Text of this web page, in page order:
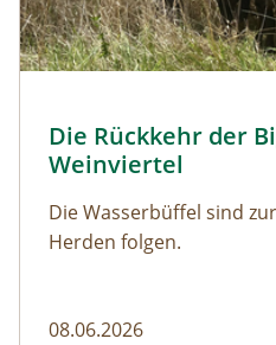
Naturmagazin: Die
Die Rückkehr der
Weinviertel
Die Wasserbüffel sind
Herden folgen.
08.06.2026